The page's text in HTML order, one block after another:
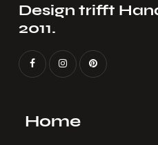
Design trifft
2011.
Home